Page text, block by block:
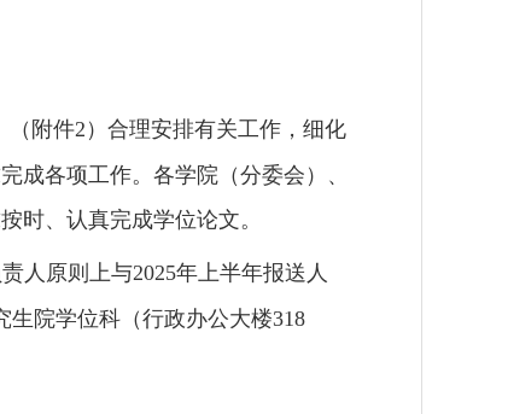
（附件2 ）合理安排有关工作，细化
成各项工作。各学院（分委会）、
时、认真完成学位论文。
人原则上与2025年上半年报送人
生院学位科（行政办公大楼318